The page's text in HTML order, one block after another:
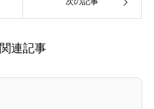
関連記事